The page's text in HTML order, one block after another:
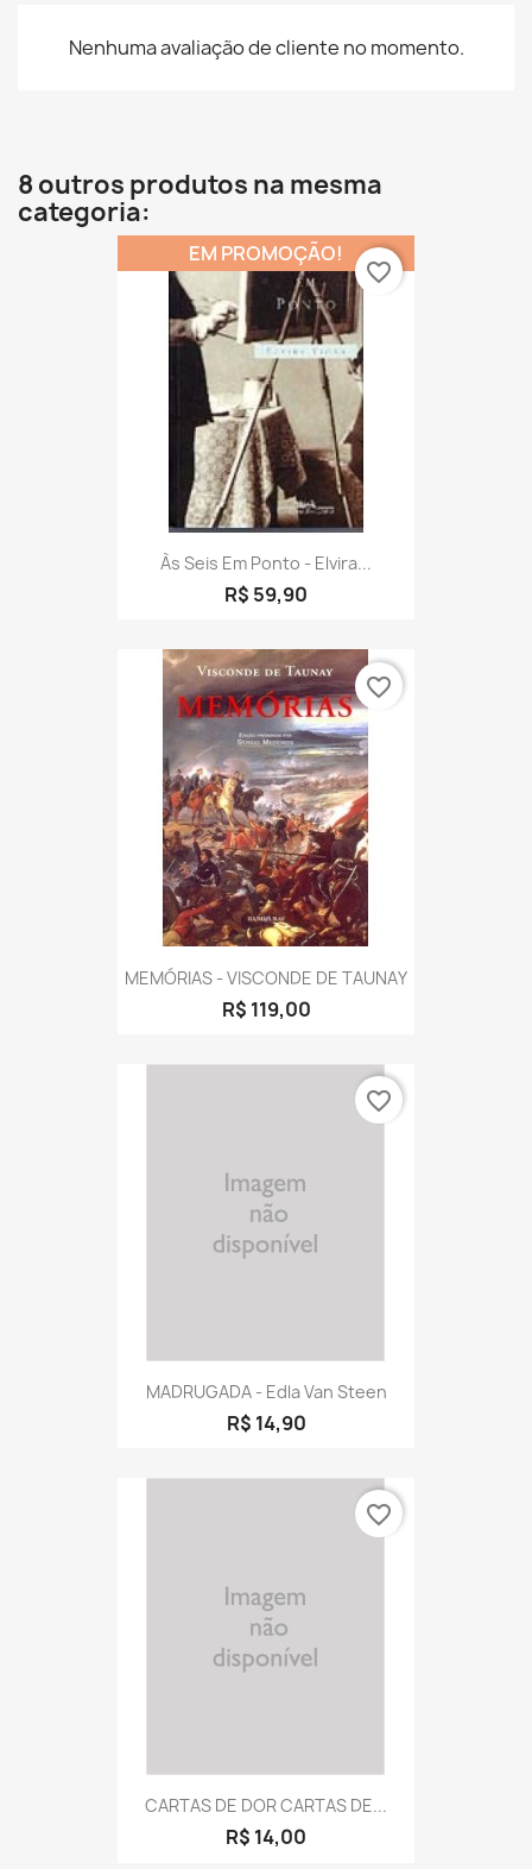
Nenhuma avaliação de cliente no momento.
8 outros produtos na mesma
categoria:
Às Seis Em Ponto - Elvira...
R$ 59,90
EM PROMOÇÃO!
favorite_border
MEMÓRIAS - VISCONDE DE TAUNAY
R$ 119,00
favorite_border
MADRUGADA - Edla Van Steen
R$ 14,90
favorite_border
CARTAS DE DOR CARTAS DE...
R$ 14,00
favorite_border